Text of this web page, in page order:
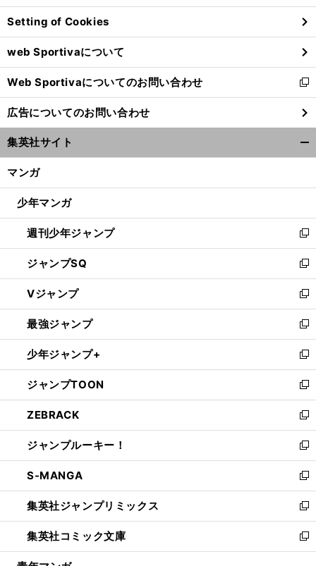
ン
ド
ウ
で
開
く
Setting of Cookies
web Sportivaについて
Web Sportivaについてのお問い合わせ
新
し
い
ウ
ィ
ン
ウ
開
く
広告についてのお問い合わせ
集英社サイト
マンガ
少年マンガ
週刊少年ジャンプ
新
し
い
ウ
ィ
ン
ド
ウ
で
開
く
ジャンプSQ
新
し
い
ウ
ィ
ン
ド
ウ
で
開
く
Vジャンプ
新
し
い
ウ
ィ
ン
ド
ウ
で
開
く
最強ジャンプ
新
し
い
ウ
ィ
ン
ド
ウ
で
開
く
少年ジャンプ+
新
し
い
ウ
ィ
ン
ド
ウ
で
開
く
ジャンプTOON
新
し
い
ウ
ィ
ン
ド
ウ
で
開
く
ZEBRACK
新
し
い
ウ
ィ
ン
ド
ウ
で
開
ジャンプルーキー！
新
し
い
ウ
ィ
ン
ド
ウ
S-MANGA
新
し
い
ウ
ィ
ン
集英社ジャンプリミックス
新
し
い
ウ
集英社コミック文庫
新
し